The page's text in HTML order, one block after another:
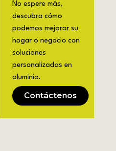
No espere más,
descubra cómo
podemos mejorar su
hogar o negocio con
soluciones
personalizadas en
aluminio.
Contáctenos